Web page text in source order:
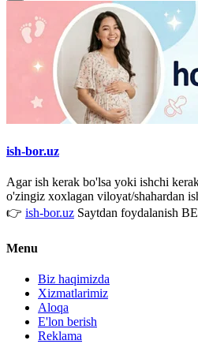
ish-bor.uz
Agar ish kerak bo'lsa yoki ishchi
o'zingiz xoxlagan viloyat/shahardan
👉 ish-bor.uz Saytdan foydalanish
Menu
Biz haqimizda
Xizmatlarimiz
Aloqa
E'lon berish
Reklama